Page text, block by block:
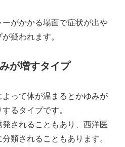
がかかる場面で症状が出や
疑われます。
が増すタイプ
って体が温まるとかゆみが
るタイプです。
されることもあり、西洋医
類されることもあります。